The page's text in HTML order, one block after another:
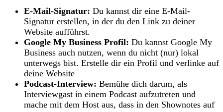
E-Mail-Signatur: Du kannst dir eine E-Mail-
Signatur erstellen, in der du den Link zu deiner
Website aufführst.
Google My Business Profil: Du kannst Google My
Business auch nutzen, wenn du nicht (nur) lokal
unterwegs bist. Erstelle dir ein Profil und verlinke auf
deine Website
Podcast-Interview: Bemühe dich darum, als
Interviewgast in einem Podcast aufzutreten und
mache mit dem Host aus, dass in den Shownotes auf